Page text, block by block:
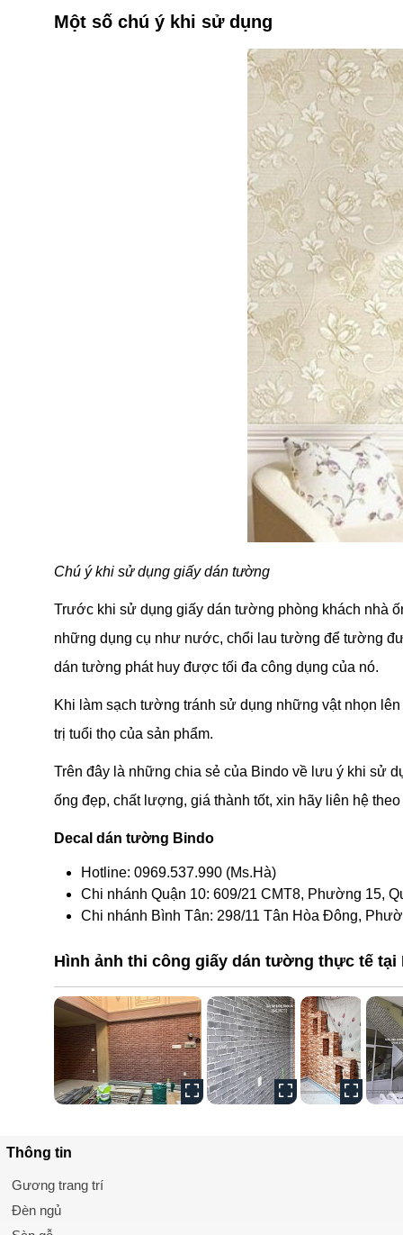
Một số chú ý khi sử dụng
Chú ý khi sử dụng giấy dán tường
Trước khi sử dụng giấy dán tường phòng khách nhà
những dụng cụ như nước, chổi lau tường để tường
dán tường phát huy được tối đa công dụng của nó.
Khi làm sạch tường tránh sử dụng những vật nhọn
trị tuổi thọ của sản phẩm.
Trên đây là những chia sẻ của Bindo về lưu ý khi sử
ống đẹp, chất lượng, giá thành tốt, xin hãy liên hệ
Decal dán tường Bindo
Hotline: 0969.537.990 (Ms.Hà)
Chi nhánh Quận 10: 609/21 CMT8, Phường 15,
Chi nhánh Bình Tân: 298/11 Tân Hòa Đông,
Hình ảnh thi công giấy dán tường thực tế tại
Thông tin
Gương trang trí
Đèn ngủ